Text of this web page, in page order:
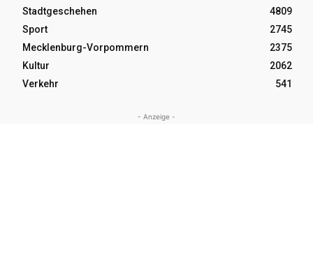
Stadtgeschehen
4809
Sport
2745
Mecklenburg-Vorpommern
2375
Kultur
2062
Verkehr
541
- Anzeige -